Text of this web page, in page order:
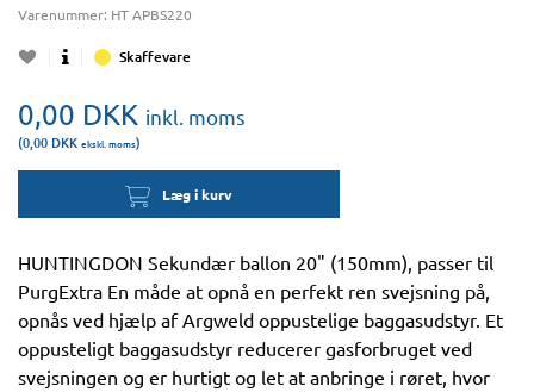
Varenummer: HT APBS220
Skaffevare
0,00 DKK inkl. moms
(0,00 DKK ekskl. moms)
Læg i kurv
HUNTINGDON Sekundær ballon 20" (150mm), passer til
PurgExtra En måde at opnå en perfekt ren svejsning på,
opnås ved hjælp af Argweld oppustelige baggasudstyr. Et
oppusteligt baggasudstyr reducerer gasforbruget ved
svejsningen og er hurtigt og let at anbringe i røret, hvor